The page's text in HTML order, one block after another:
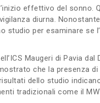
effettivo del
diurna.
per esaminare se
Maugeri di Pavia dal
che la presenza
dello studio
tradizionali come il